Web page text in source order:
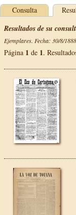
Consulta
Resultados de su
Ejemplares. Fecha: 30/8/
Página 1 de 1.